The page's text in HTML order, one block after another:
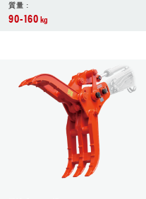
質量 :
90-160kg